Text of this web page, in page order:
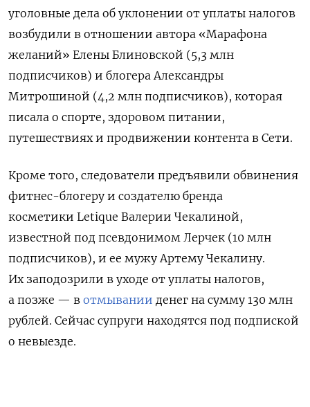
уголовные дела об уклонении от уплаты налогов
возбудили в отношении автора «Марафона
желаний» Елены Блиновской (5,3 млн
подписчиков) и блогера Александры
Митрошиной (4,2 млн подписчиков), которая
писала о спорте, здоровом питании,
путешествиях и продвижении контента в Сети.
Кроме того, следователи предъявили обвинения
фитнес-блогеру и создателю бренда
косметики Letique Валерии Чекалиной,
известной под псевдонимом Лерчек (10 млн
подписчиков), и ее мужу Артему Чекалину.
Их заподозрили в уходе от уплаты налогов,
а позже — в отмывании денег на сумму 130 млн
рублей. Сейчас супруги находятся под подпиской
о невыезде.